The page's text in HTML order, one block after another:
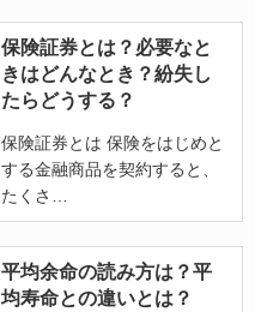
保険証券とは？必要なと
きはどんなとき？紛失し
たらどうする？
保険証券とは 保険をはじめと
する金融商品を契約すると、
たくさ
平均余命の読み方は？平
均寿命との違いとは？